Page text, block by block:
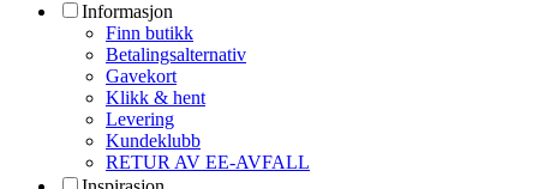
Informasjon
Finn butikk
Betalingsalternativ
Gavekort
Klikk & hent
Levering
Kundeklubb
RETUR AV EE-AVFALL